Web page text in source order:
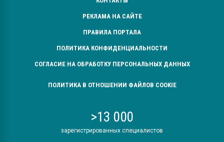
РЕКЛАМА НА САЙТЕ
ПРАВИЛА ПОРТАЛА
ПОЛИТИКА КОНФИДЕНЦИАЛЬНОСТИ
СОГЛАСИЕ НА ОБРАБОТКУ ПЕРСОНАЛЬНЫХ ДАННЫХ
ПОЛИТИКА В ОТНОШЕНИИ ФАЙЛОВ COOKIE
>13 000
зарегистрированных специалистов